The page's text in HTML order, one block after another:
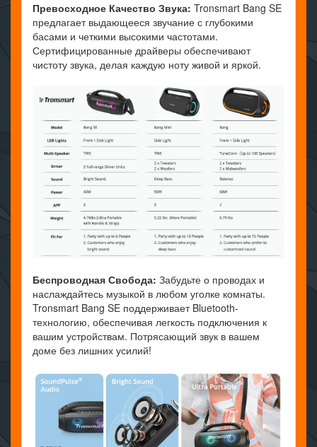
Превосходное Качество Звука: Tronsmart Bang SE
предлагает выдающееся звучание с глубокими
басами и четкими высокими частотами.
Сертифицированные драйверы обеспечивают
чистоту звука, делая каждую ноту живой и яркой.
Беспроводная Свобода: Забудьте о проводах и
наслаждайтесь музыкой в любом уголке комнаты.
Tronsmart Bang SE поддерживает Bluetooth-
технологию, обеспечивая легкость подключения к
вашим устройствам. Потрясающий звук в вашем
доме без лишних усилий!